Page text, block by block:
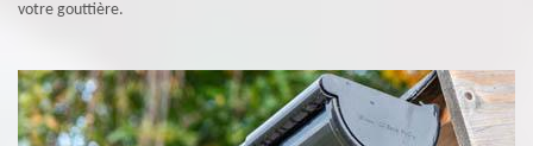
votre gouttière.